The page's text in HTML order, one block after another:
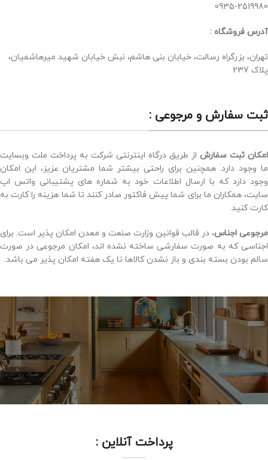
0935-2519980
آدرس فروشگاه :
تهران، بزرگراه رسالت، خیابان بنی هاشم، نبش خیابان شهید میرهاشمیان،
پلاک 237
ثبت سفارش و مرجوعی :
امکان ثبت سفارش از طریق درگاه اینترنتی شرکت به پرداخت ملت وبسایت
ما وجود دارد. همچنین برای راحتی بیشتر شما مشتریان عزیز، این امکان
وجود دارد که با ارسال اطلاعات خود به شماره های پشتیبانی واتس اپ
سایت، همکاران ما برای شما پیش فاکتور صادر کنند تا شما هزینه را کارت به
کارت کنید.
مرجوعی اجناس، در قالب قوانین وزارت صنعت و معدن امکان پذیر است. برای
اجناسی که به صورت سفارشی ساخته نشده اند، امکان مرجوعی در صورت
سالم بودن بسته بندی و باز نشدن کالاها تا یک هفته امکان پذیر می باشد.
پرداخت آنلاین :